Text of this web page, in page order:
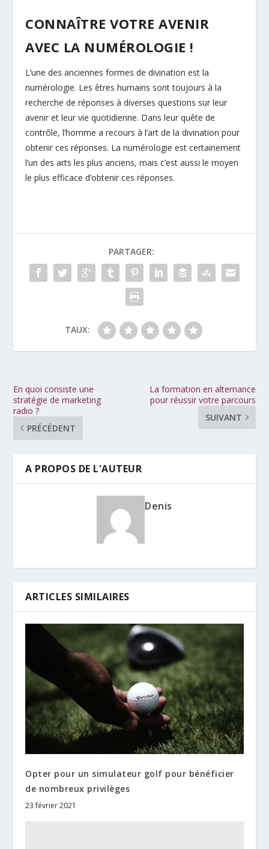
CONNAÎTRE VOTRE AVENIR
AVEC LA NUMÉROLOGIE !
L’une des anciennes formes de divination est la
numérologie. Les êtres humains sont toujours à la
recherche de réponses à diverses questions sur leur
avenir et leur vie quotidienne. Dans leur quête de
contrôle, l’homme a recours à l’art de la divination pour
obtenir ces réponses. La numérologie est certainement
l’un des arts les plus anciens, mais c’est aussi le moyen
le plus efficace d’obtenir ces réponses.
PARTAGER:
TAUX:
En quoi consiste une
stratégie de marketing
radio ?
PRÉCÉDENT
La formation en alternance
pour réussir votre parcours
SUIVANT
A PROPOS DE L'AUTEUR
Denis
ARTICLES SIMILAIRES
Opter pour un simulateur golf pour bénéficier
de nombreux privilèges
23 février 2021